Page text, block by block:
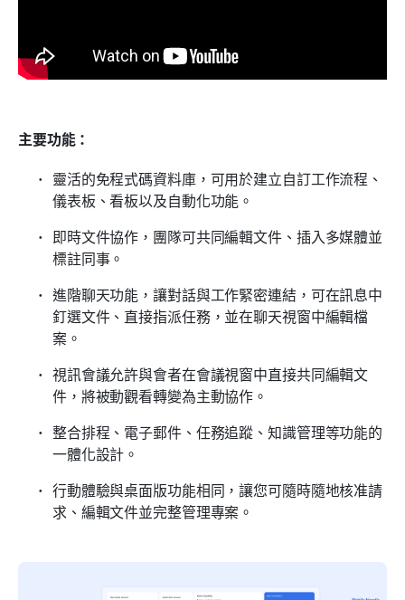
主要功能：
靈活的免程式碼資料庫，可用於建立自訂工作流程、
儀表板、看板以及自動化功能。
即時文件協作，團隊可共同編輯文件、插入多媒體並
標註同事。
進階聊天功能，讓對話與工作緊密連結，可在訊息中
釘選文件、直接指派任務，並在聊天視窗中編輯檔
案。
視訊會議允許與會者在會議視窗中直接共同編輯文
件，將被動觀看轉變為主動協作。
整合排程、電子郵件、任務追蹤、知識管理等功能的
一體化設計。
行動體驗與桌面版功能相同，讓您可隨時隨地核准請
求、編輯文件並完整管理專案。